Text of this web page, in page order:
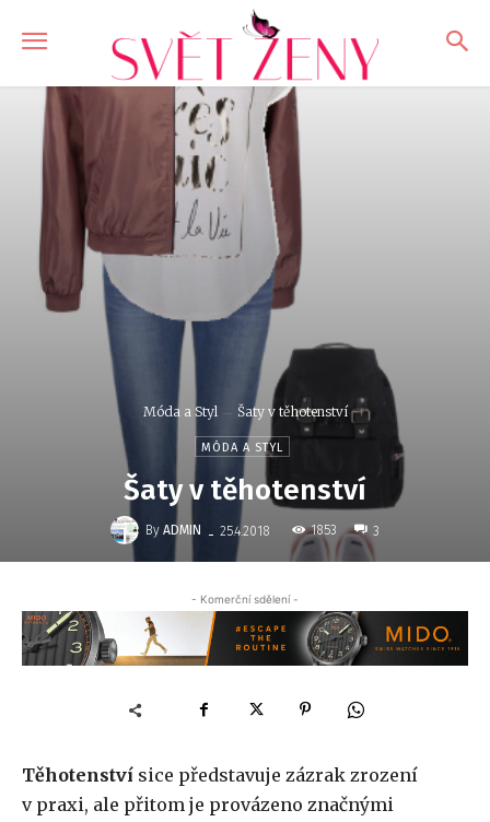
Móda a Styl Šaty v těhotenství
MÓDA A STYL
Šaty v těhotenství
By ADMIN - 25.4.2018 1853 3
- Komerční sdělení -
Těhotenství sice představuje zázrak zrození
v praxi, ale přitom je provázeno značnými